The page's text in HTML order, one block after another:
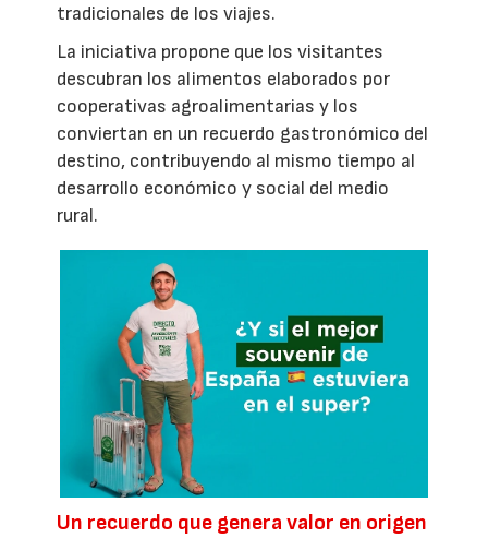
tradicionales de los viajes.
La iniciativa propone que los visitantes
descubran los alimentos elaborados por
cooperativas agroalimentarias y los
conviertan en un recuerdo gastronómico del
destino, contribuyendo al mismo tiempo al
desarrollo económico y social del medio
rural.
Un recuerdo que genera valor en origen